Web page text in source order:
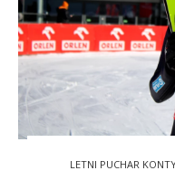
LETNI PUCHAR